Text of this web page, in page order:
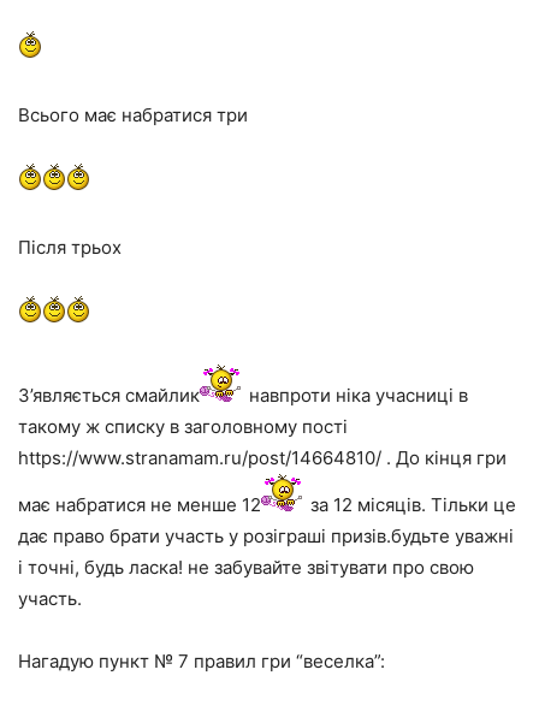
Всього має набратися три
Після трьох
З’являється смайлик
навпроти ніка учасниці в
такому ж списку в заголовному пості
https://www.stranamam.ru/post/14664810/ . До кінця гри
має набратися не менше 12
за 12 місяців. Тільки це
дає право брати участь у розіграші призів.будьте уважні
і точні, будь ласка! не забувайте звітувати про свою
участь.
Нагадую пункт № 7 правил гри “веселка”: